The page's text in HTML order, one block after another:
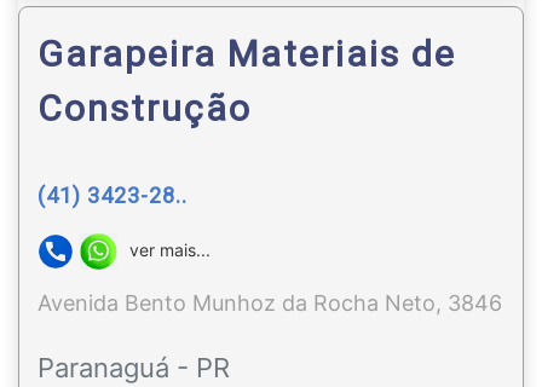
Garapeira Materiais de
Construção
(41) 3423-28..
ver mais...
Avenida Bento Munhoz da Rocha Neto, 3846
Paranaguá - PR